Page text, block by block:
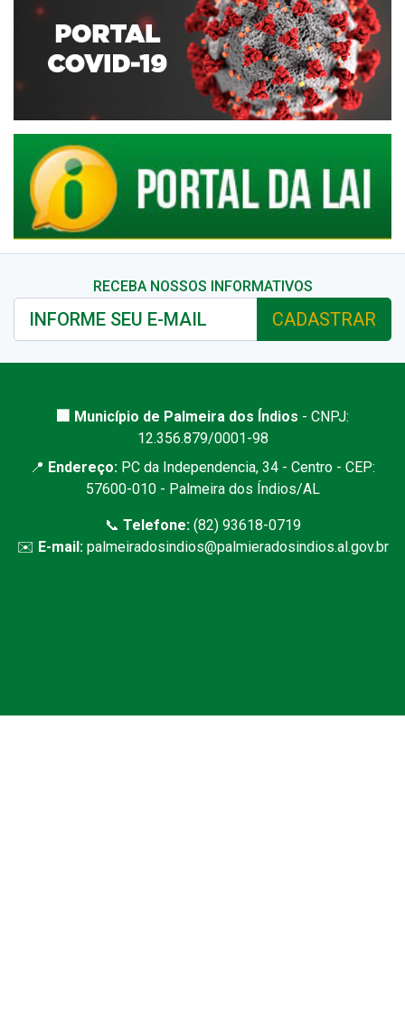
RECEBA NOSSOS INFORMATIVOS
CADASTRAR
🏢 Município de Palmeira dos Índios - CNPJ:
12.356.879/0001-98
📍 Endereço: PC da Independencia, 34 - Centro - CEP:
57600-010 - Palmeira dos Índios/AL
📞 Telefone:(82) 93618-0719
✉️ E-mail: palmeiradosindios@palmieradosindios.al.gov.br